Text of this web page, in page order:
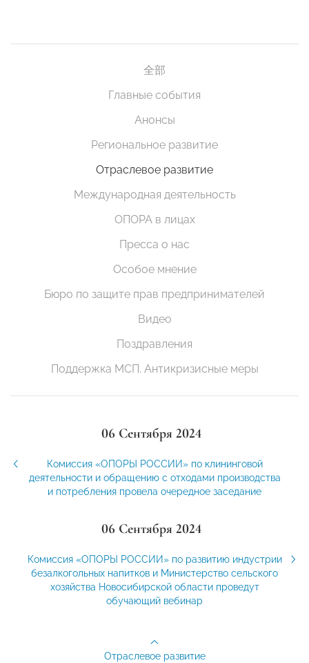
全部
Главные события
Анонсы
Региональное развитие
Отраслевое развитие
Международная деятельность
ОПОРА в лицах
Пресса о нас
Особое мнение
Бюро по защите прав предпринимателей
Видео
Поздравления
Поддержка МСП. Антикризисные меры
06 Сентября 2024
Комиссия «ОПОРЫ РОССИИ» по клининговой
деятельности и обращению с отходами производства
и потребления провела очередное заседание
06 Сентября 2024
Комиссия «ОПОРЫ РОССИИ» по развитию индустрии
безалкогольных напитков и Министерство сельского
хозяйства Новосибирской области проведут
обучающий вебинар
Отраслевое развитие